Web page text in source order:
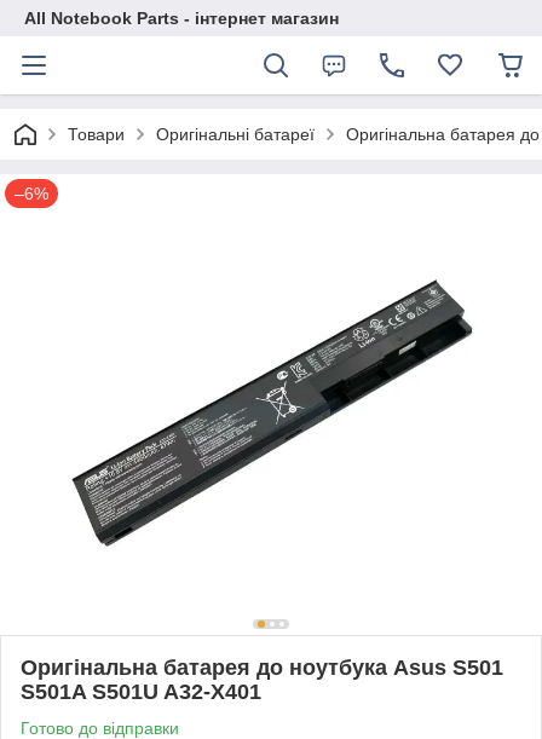
All Notebook Parts - інтернет магазин
Товари Оригінальні батареї Оригінальна батарея
–6%
Оригінальна батарея до ноутбука Asus S501
S501A S501U A32-X401
Готово до відправки